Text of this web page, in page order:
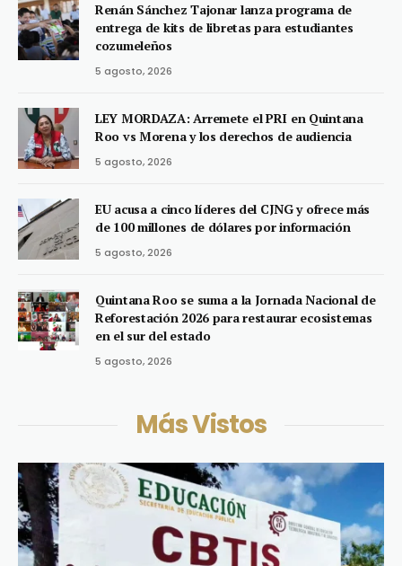
Renán Sánchez Tajonar lanza programa de
entrega de kits de libretas para estudiantes
cozumeleños
5 agosto, 2026
LEY MORDAZA: Arremete el PRI en Quintana
Roo vs Morena y los derechos de audiencia
5 agosto, 2026
EU acusa a cinco líderes del CJNG y ofrece más
de 100 millones de dólares por información
5 agosto, 2026
Quintana Roo se suma a la Jornada Nacional de
Reforestación 2026 para restaurar ecosistemas
en el sur del estado
5 agosto, 2026
Más Vistos